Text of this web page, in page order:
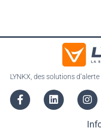
LYNKX, des solutions